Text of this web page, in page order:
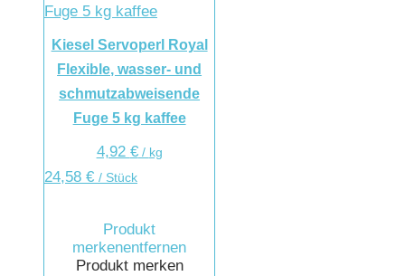
Kiesel Servoperl Royal
Flexible, wasser- und
schmutzabweisende
Fuge 5 kg kaffee
4,92 €/ kg
24,58 € / Stück
Produkt
merkenentfernen
Produkt merken